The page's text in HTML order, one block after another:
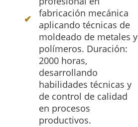
fabricación mecánica
aplicando técnicas de
moldeado de metales y
polímeros. Duración:
2000 horas,
desarrollando
habilidades técnicas y
de control de calidad
en procesos
productivos.